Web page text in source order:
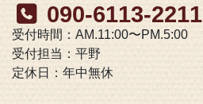
090-6113-2211
受付時間：AM.11:00〜PM.5:00
受付担当：平野
定休日：年中無休